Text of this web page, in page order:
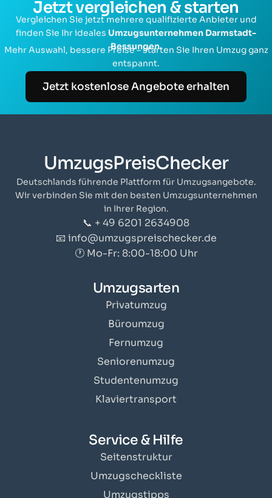
Jetzt vergleichen & starten
Vergleichen Sie jetzt mehrere qualifizierte Anbieter und
finden Sie Ihr ideales Umzugsunternehmen Darmstadt-
Bessungen.
Mehr Auswahl, bessere Preise – starten Sie Ihren Umzug ganz
entspannt.
Jetzt kostenlose Angebote erhalten
UmzugsPreisChecker
Deutschlands führende Plattform für Umzugsangebote.
Wir verbinden Sie mit den besten Umzugsunternehmen
in Ihrer Region.
📞 + 49 6201 2634908
📧 info@umzugspreischecker.de
🕐 Mo-Fr: 8:00-18:00 Uhr
Umzugsarten
Privatumzug
Büroumzug
Fernumzug
Seniorenumzug
Studentenumzug
Klaviertransport
Service & Hilfe
Seitenstruktur
Umzugscheckliste
Umzugstipps